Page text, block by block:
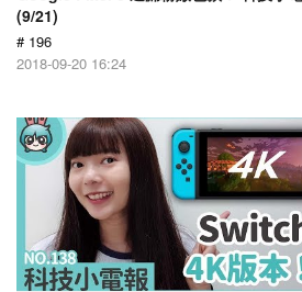
(9/21)
# 196
2018-09-20 16:24